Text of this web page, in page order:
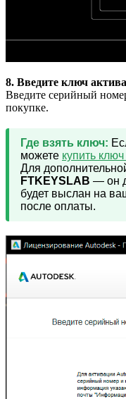
8. Введите ключ
Введите серийный
покупке.
Где взять ключ:
можете купить
Для
FTKEYSLAB — он
будет выслан на
после оплаты.